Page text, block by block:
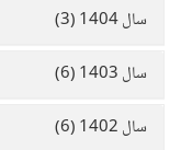
سال 1404 (3)
سال 1403 (6)
سال 1402 (6)